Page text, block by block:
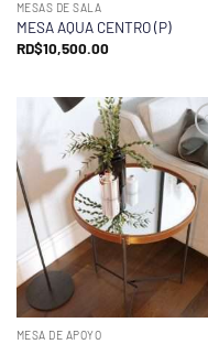
MESAS DE SALA
MESA AQUA CENTRO (P)
RD$10,500.00
MESA DE APOYO